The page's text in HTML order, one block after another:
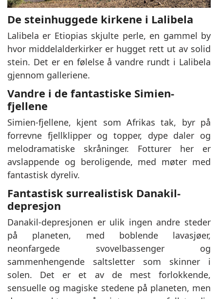
De steinhuggede kirkene i Lalibela
Lalibela er Etiopias skjulte perle, en gammel by
hvor middelalderkirker er hugget rett ut av solid
stein. Det er en følelse å vandre rundt i Lalibela
gjennom galleriene.
Vandre i de fantastiske Simien-
fjellene
Simien-fjellene, kjent som Afrikas tak, byr på
forrevne fjellklipper og topper, dype daler og
melodramatiske skråninger. Fotturer her er
avslappende og beroligende, med møter med
fantastisk dyreliv.
Fantastisk surrealistisk Danakil-
depresjon
Danakil-depresjonen er ulik ingen andre steder
på planeten, med boblende lavasjøer,
neonfargede svovelbassenger og
sammenhengende saltsletter som skinner i
solen. Det er et av de mest forlokkende,
sensuelle og magiske stedene på planeten, men